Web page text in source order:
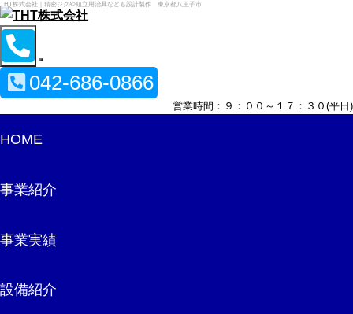
THT株式会社｜精密ジグや組立用治具なども設計製作 東京都八王子市
042-686-0866
営業時間：９：００～１７：３０(平日)
HOME
事業紹介
事業実績
設備紹介